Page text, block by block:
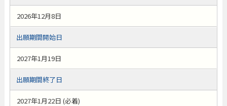
2026年12月8日
出願期間開始日
2027年1月19日
出願期間終了日
2027年1月22日 (必着)